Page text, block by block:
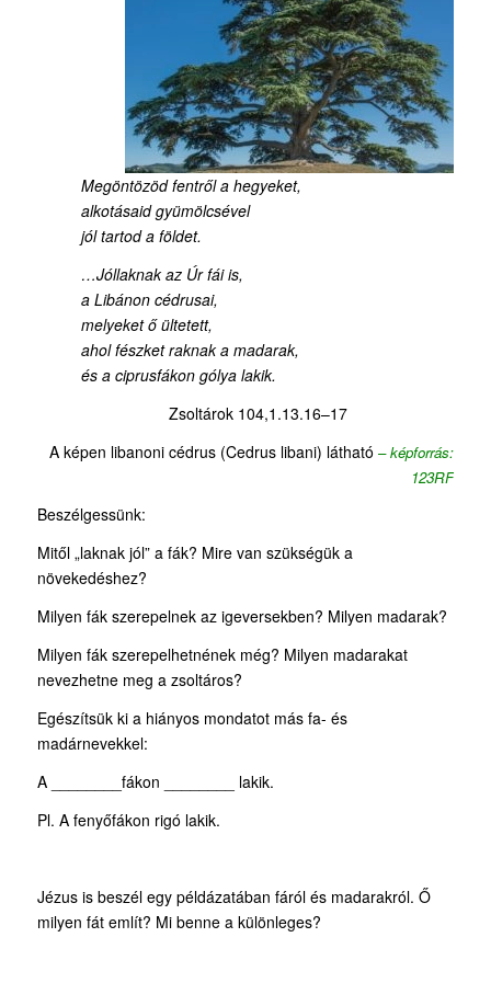
Megöntözöd fentről a hegyeket,
alkotásaid gyümölcsével
jól tartod a földet.
…Jóllaknak az Úr fái is,
a Libánon cédrusai,
melyeket ő ültetett,
ahol fészket raknak a madarak,
és a ciprusfákon gólya lakik.
Zsoltárok 104,1.13.16–17
A képen libanoni cédrus (Cedrus libani) látható–képforrás:
123RF
Beszélgessünk:
Mitől „laknak jól” a fák? Mire van szükségük a
növekedéshez?
Milyen fák szerepelnek az igeversekben? Milyen madarak?
Milyen fák szerepelhetnének még? Milyen madarakat
nevezhetne meg a zsoltáros?
Egészítsük ki a hiányos mondatot más fa- és
madárnevekkel:
A ________fákon ________ lakik.
Pl. A fenyőfákon rigó lakik.
Jézus is beszél egy példázatában fáról és madarakról. Ő
milyen fát említ? Mi benne a különleges?